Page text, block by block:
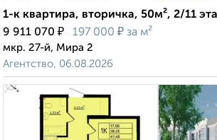
1-к квартира, вторичка, 50м², 2/11
9 911 070 ₽ 197 000 ₽ за м²
мкр. 27-й, Мира 2
Агентство, 06.08.2026